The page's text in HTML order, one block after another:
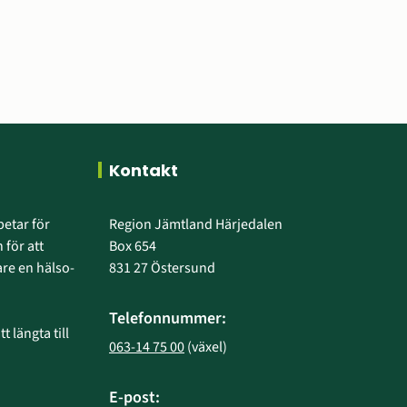
för
för att
en hälso-
längta till
Kontakt
Region Jämtland Härjedalen
Box 654
831 27 Östersund
Telefonnummer:
063-14 75 00 (växel)
E-post: